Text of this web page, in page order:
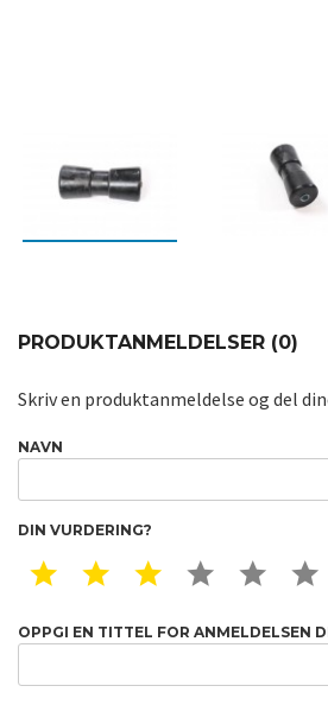
PRODUKTANMELDELSER (0)
Skriv en produktanmeldelse og del
NAVN
DIN VURDERING?
1 STAR2 STAR3 STAR4 STAR
5
OPPGI EN TITTEL FOR ANMELDELSEN